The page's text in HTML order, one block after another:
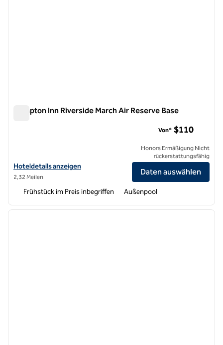
Hampton Inn Riverside March Air Reserve Base
Hoteldetails für Hampton Inn Riverside March Air Reserve Base
Hoteldetails anzeigen
2,32 Meilen
Von* $110
Honors Ermäßigung Nicht
rückerstattungsfähig
Daten auswählen
Frühstück im Preis inbegriffen Außenpool
1 von 12